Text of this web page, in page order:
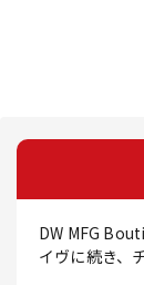
DW MFG
イヴに続き、